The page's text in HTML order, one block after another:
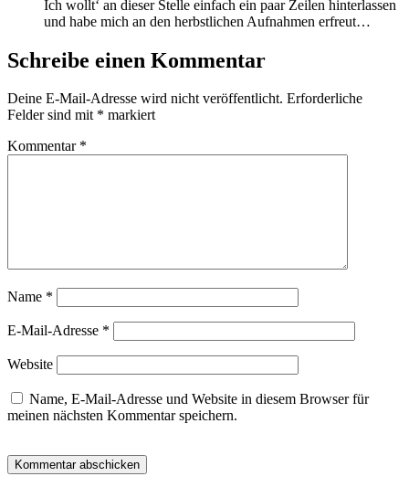
Ich wollt‘ an dieser Stelle einfach ein paar Zeilen hinterlassen
und habe mich an den herbstlichen Aufnahmen erfreut…
Schreibe einen Kommentar
Deine E-Mail-Adresse wird nicht veröffentlicht. Erforderliche
Felder sind mit * markiert
Kommentar *
Name *
E-Mail-Adresse *
Website
Name, E-Mail-Adresse und Website in diesem Browser für
meinen nächsten Kommentar speichern.